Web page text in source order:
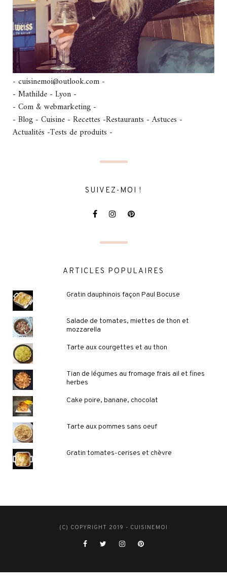
- cuisinemoi@outlook.com -
- Mathilde - Lyon -
- Com & webmarketing -
- Blog - Cuisine - Recettes -Restaurants - Astuces -
Actualités -Tests de produits -
SUIVEZ-MOI !
ARTICLES POPULAIRES
Gratin dauphinois façon Paul Bocuse
Salade de tomates, miettes de thon et
mozzarella
Tarte aux courgettes et au thon
Tian de légumes au fromage frais ail et fines
herbes
Cake poire, banane, chocolat
Tarte aux pommes sans oeuf
Gratin tomates-cerises et chèvre
(C) COPYRIGHT 2019 - CUISINEMOI